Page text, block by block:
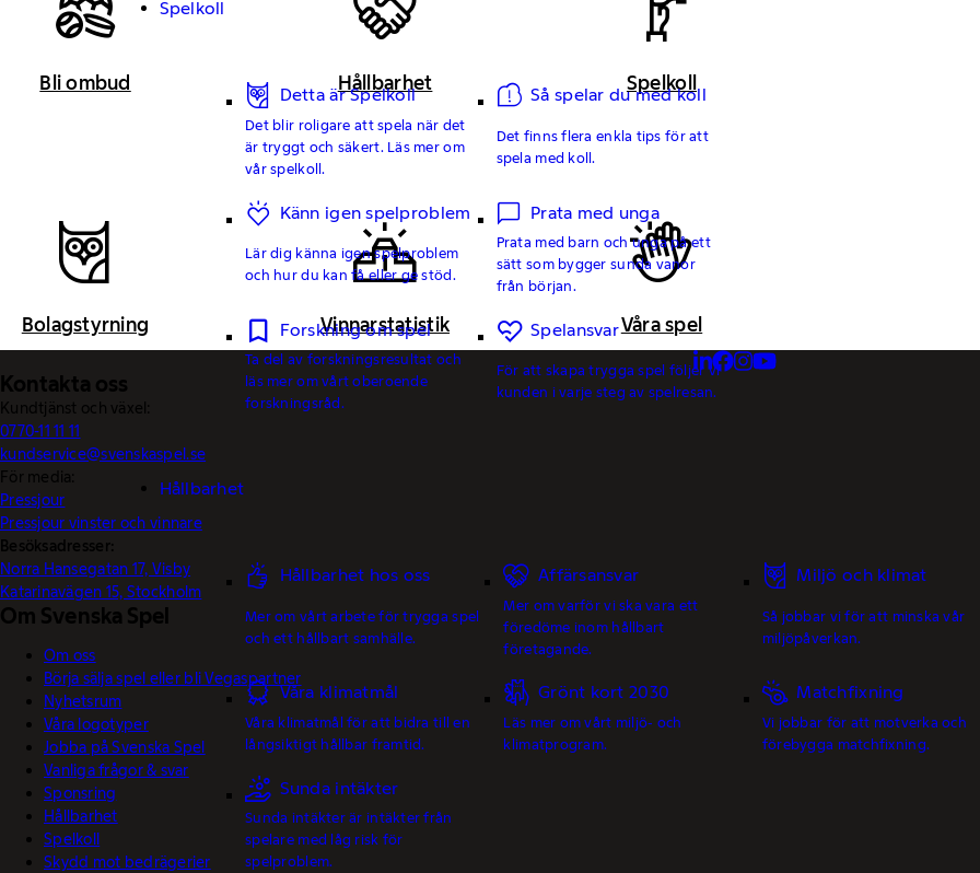
Spelkoll
Detta är Spelkoll
Det blir roligare att spela när det
är tryggt och säkert. Läs mer om
vår spelkoll.
Så spelar du med koll
Det finns flera enkla tips för att
spela med koll.
Känn igen spelproblem
Lär dig känna igen spelproblem
och hur du kan få eller ge stöd.
Prata med unga
Prata med barn och unga på ett
sätt som bygger sunda vanor
från början.
Forskning om spel
Ta del av forskningsresultat och
läs mer om vårt oberoende
forskningsråd.
Spelansvar
För att skapa trygga spel följer vi
kunden i varje steg av spelresan.
Hållbarhet
Hållbarhet hos oss
Mer om vårt arbete för trygga spel
och ett hållbart samhälle.
Affärsansvar
Mer om varför vi ska vara ett
föredöme inom hållbart
företagande.
Miljö och klimat
Så jobbar vi för att minska vår
miljöpåverkan.
Våra klimatmål
Våra klimatmål för att bidra till en
långsiktigt hållbar framtid.
Grönt kort 2030
Läs mer om vårt miljö- och
klimatprogram.
Matchfixning
Vi jobbar för att motverka och
förebygga matchfixning.
Sunda intäkter
Sunda intäkter är intäkter från
spelare med låg risk för
spelproblem.
Bli ombud Hållbarhet Spelkoll
Bolagstyrning Vinnarstatistik Våra spel
Kontakta oss
Kundtjänst och växel:
0770-11 11 11
kundservice@svenskaspel.se
För media:
Pressjour
Pressjour vinster och vinnare
Besöksadresser:
Norra Hansegatan 17, Visby
Katarinavägen 15, Stockholm
Om Svenska Spel
Om oss
Börja sälja spel eller bli Vegaspartner
Nyhetsrum
Våra logotyper
Jobba på Svenska Spel
Vanliga frågor & svar
Sponsring
Hållbarhet
Spelkoll
Skydd mot bedrägerier